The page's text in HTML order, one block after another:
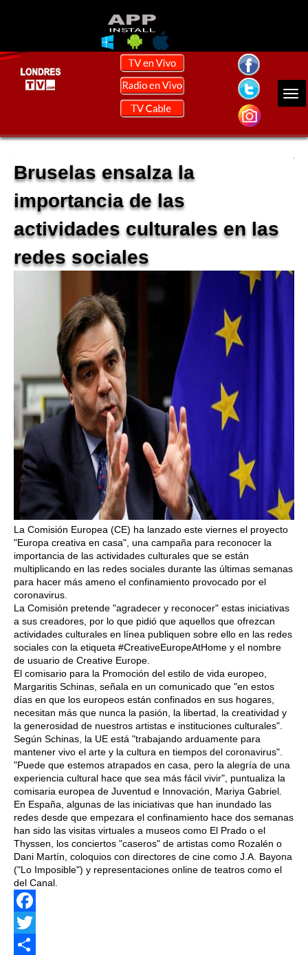
Bruselas ensalza la
importancia de las
actividades culturales en las
redes sociales
La Comisión Europea (CE) ha lanzado este viernes el proyecto
"Europa creativa en casa", una campaña para reconocer la
importancia de las actividades culturales que se están
multiplicando en las redes sociales durante las últimas semanas
para hacer más ameno el confinamiento provocado por el
coronavirus.
La Comisión pretende "agradecer y reconocer" estas iniciativas
a sus creadores, por lo que pidió que aquellos que ofrezcan
actividades culturales en línea publiquen sobre ello en las redes
sociales con la etiqueta #CreativeEuropeAtHome y el nombre
de usuario de Creative Europe.
El comisario para la Promoción del estilo de vida europeo,
Margaritis Schinas, señala en un comunicado que "en estos
días en que los europeos están confinados en sus hogares,
necesitan más que nunca la pasión, la libertad, la creatividad y
la generosidad de nuestros artistas e instituciones culturales".
Según Schinas, la UE está "trabajando arduamente para
mantener vivo el arte y la cultura en tiempos del coronavirus".
"Puede que estemos atrapados en casa, pero la alegría de una
experiencia cultural hace que sea más fácil vivir", puntualiza la
comisaria europea de Juventud e Innovación, Mariya Gabriel.
En España, algunas de las iniciativas que han inundado las
redes desde que empezara el confinamiento hace dos semanas
han sido las visitas virtuales a museos como El Prado o el
Thyssen, los conciertos "caseros" de artistas como Rozalén o
Dani Martín, coloquios con directores de cine como J.A. Bayona
("Lo Imposible") y representaciones online de teatros como el
del Canal.
Facebook
Twitter